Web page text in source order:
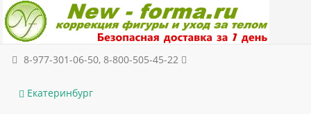
8-977-301-06-50, 8-800-505-45-22
Екатеринбург